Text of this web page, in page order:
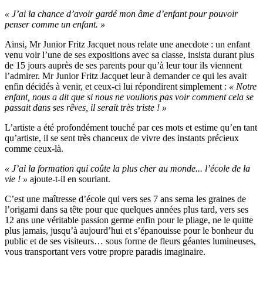
« J’ai la chance d’avoir gardé mon âme d’enfant pour pouvoir
penser comme un enfant. »
Ainsi, Mr Junior Fritz Jacquet nous relate une anecdote : un enfant
venu voir l’une de ses expositions avec sa classe, insista durant plus
de 15 jours auprès de ses parents pour qu’à leur tour ils viennent
l’admirer. Mr Junior Fritz Jacquet leur à demander ce qui les avait
enfin décidés à venir, et ceux-ci lui répondirent simplement : « Notre
enfant, nous a dit que si nous ne voulions pas voir comment cela se
passait dans ses rêves, il serait très triste ! »
L’artiste a été profondément touché par ces mots et estime qu’en tant
qu’artiste, il se sent très chanceux de vivre des instants précieux
comme ceux-là.
« J’ai la formation qui coûte la plus cher au monde... l’école de la
vie ! » ajoute-t-il en souriant.
C’est une maîtresse d’école qui vers ses 7 ans sema les graines de
l’origami dans sa tête pour que quelques années plus tard, vers ses
12 ans une véritable passion germe enfin pour le pliage, ne le quitte
plus jamais, jusqu’à aujourd’hui et s’épanouisse pour le bonheur du
public et de ses visiteurs… sous forme de fleurs géantes lumineuses,
vous transportant vers votre propre paradis imaginaire.